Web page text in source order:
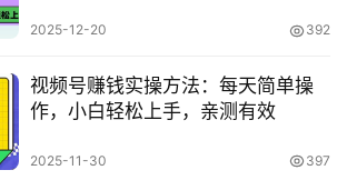
2025-12-20 392
视频号赚钱实操方法：每天简单操
作，小白轻松上手，亲测有效
2025-11-30 397